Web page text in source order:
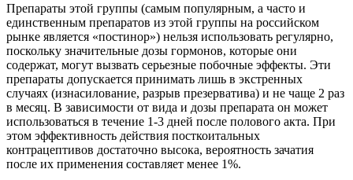
Препараты этой группы (самым популярным, а часто и
единственным препаратов из этой группы на российском
рынке является «постинор») нельзя использовать регулярно,
поскольку значительные дозы гормонов, которые они
содержат, могут вызвать серьезные побочные эффекты. Эти
препараты допускается принимать лишь в экстренных
случаях (изнасилование, разрыв презерватива) и не чаще 2 раз
в месяц. В зависимости от вида и дозы препарата он может
использоваться в течение 1-3 дней после полового акта. При
этом эффективность действия посткоитальных
контрацептивов достаточно высока, вероятность зачатия
после их применения составляет менее 1%.